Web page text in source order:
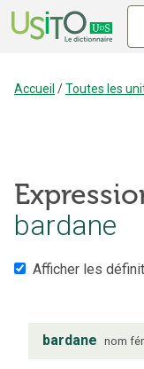
Accueil /Toutes les
bardane
Afficher les
bardane nom